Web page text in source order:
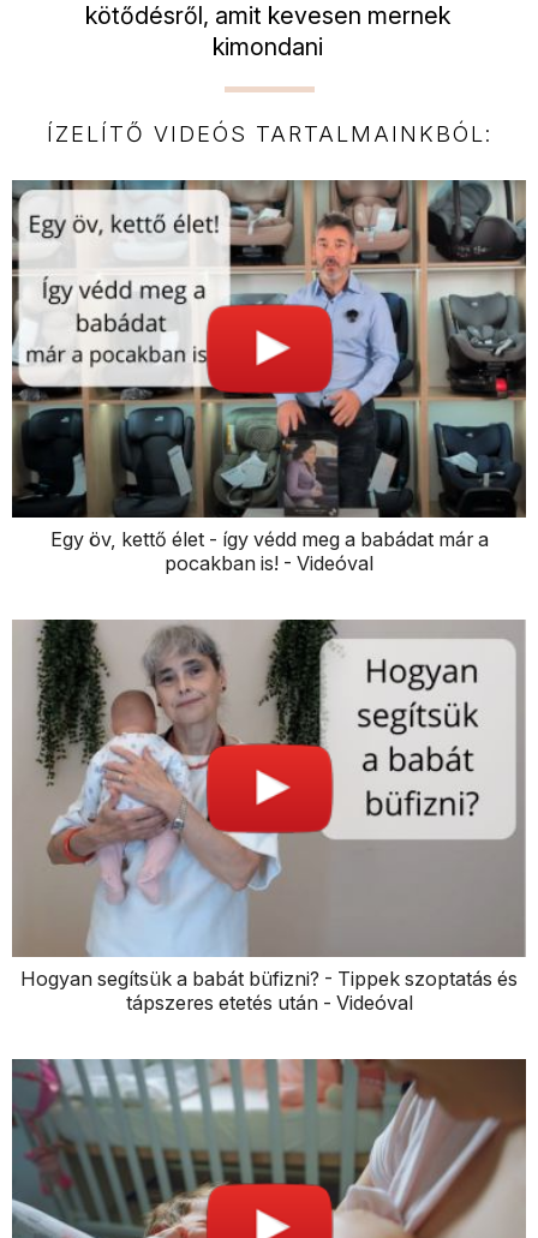
kötődésről, amit kevesen mernek
kimondani
ÍZELÍTŐ VIDEÓS TARTALMAINKBÓL:
Egy öv, kettő élet - így védd meg a babádat már a
pocakban is! - Videóval
Hogyan segítsük a babát büfizni? - Tippek szoptatás és
tápszeres etetés után - Videóval